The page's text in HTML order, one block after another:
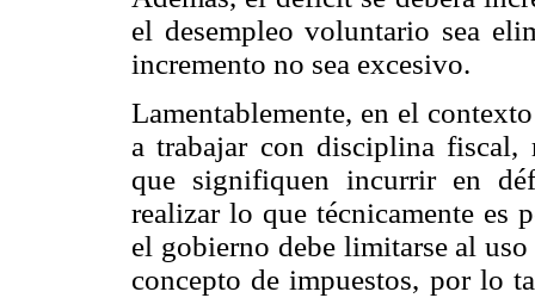
el desempleo voluntario sea
incremento no sea excesivo.
Lamentablemente, en el
a trabajar con disciplina fiscal,
que signifiquen incurrir en
realizar lo que técnicamente es
el gobierno debe limitarse al
concepto de impuestos, por lo